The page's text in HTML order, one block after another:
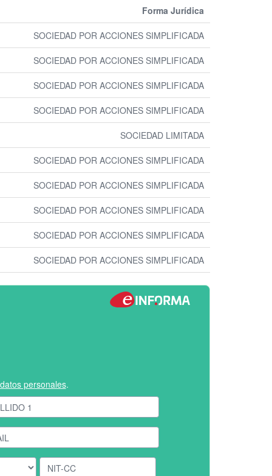
Forma Jurídica
SOCIEDAD POR ACCIONES SIMPLIFICADA
SOCIEDAD POR ACCIONES SIMPLIFICADA
SOCIEDAD POR ACCIONES SIMPLIFICADA
SOCIEDAD POR ACCIONES SIMPLIFICADA
SOCIEDAD LIMITADA
SOCIEDAD POR ACCIONES SIMPLIFICADA
SOCIEDAD POR ACCIONES SIMPLIFICADA
SOCIEDAD POR ACCIONES SIMPLIFICADA
SOCIEDAD POR ACCIONES SIMPLIFICADA
SOCIEDAD POR ACCIONES SIMPLIFICADA
personales.